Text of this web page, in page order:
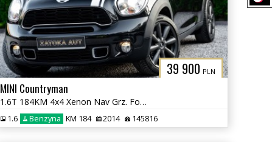
39 900 PLN
MINI Countryman
1.6T 184KM 4x4 Xenon Nav Grz. Fot Skóra Tempomat Klima Serwis
1.6 Benzyna KM 184 2014 145816